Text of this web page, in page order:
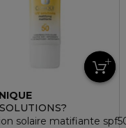
SPF50
solaire matifiante